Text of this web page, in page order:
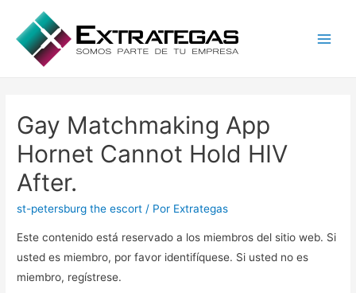
Gay Matchmaking App
Hornet Cannot Hold HIV
After.
st-petersburg the escort / Por Extrategas
Este contenido está reservado a los miembros del sitio web. Si
usted es miembro, por favor identifíquese. Si usted no es
miembro, regístrese.